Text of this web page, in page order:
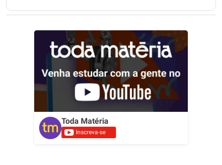
Toda Matéria
Inscreva-se